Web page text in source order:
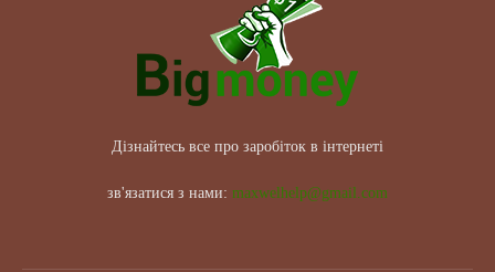
Дізнайтесь все про заробіток в інтернеті
зв'язатися з нами: maxwelhelp@gmail.com